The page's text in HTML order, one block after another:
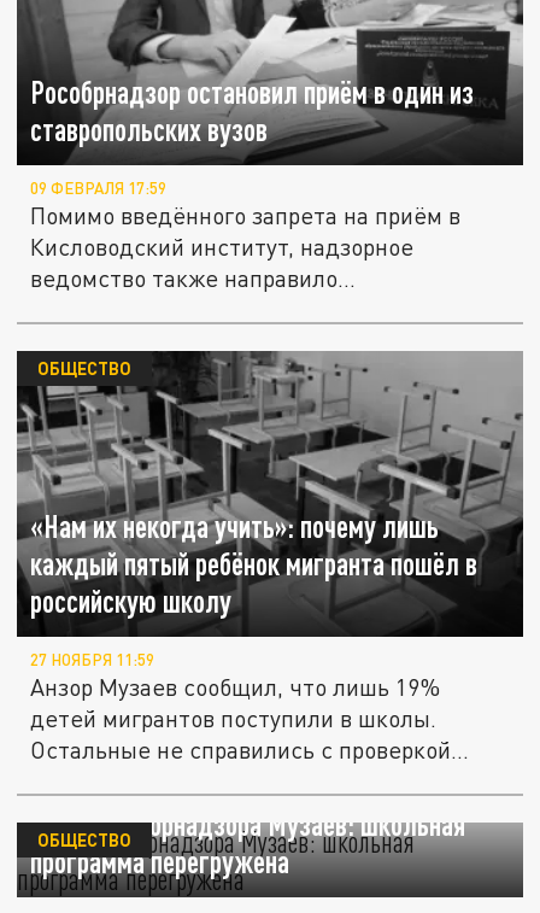
Рособрнадзор остановил приём в один из
ставропольских вузов
09 ФЕВРАЛЯ 17:59
Помимо введённого запрета на приём в
Кисловодский институт, надзорное
ведомство также направило
«Нам их некогда учить»: почему лишь
каждый пятый ребёнок мигранта пошёл в
российскую школу
ОБЩЕСТВО
27 НОЯБРЯ 11:59
Анзор Музаев сообщил, что лишь 19%
детей мигрантов поступили в школы.
Остальные не справились с проверкой...
Глава Рособрнадзора Музаев: школьная
программа перегружена
ОБЩЕСТВО